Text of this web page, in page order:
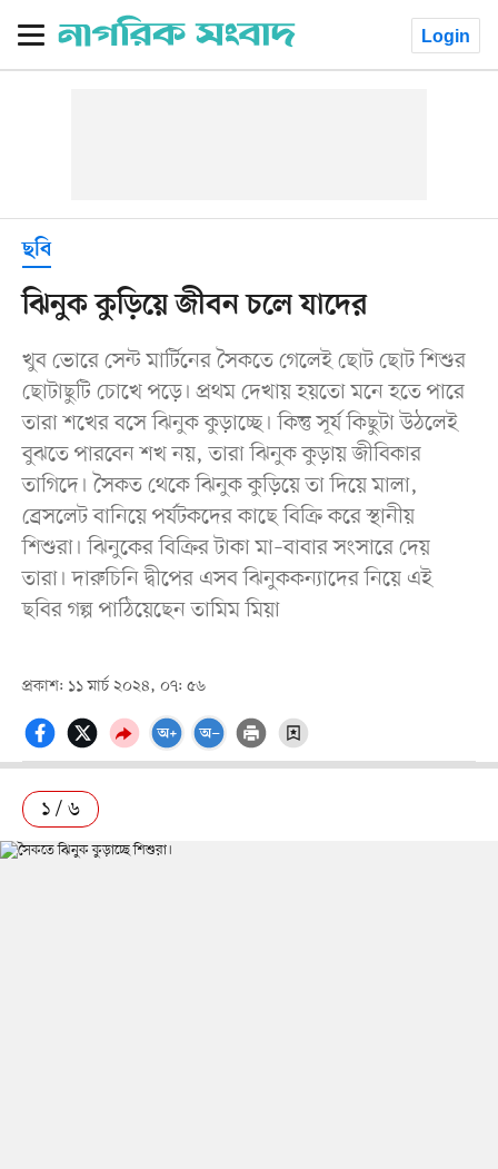
Login
ছবি
ঝিনুক কুড়িয়ে জীবন চলে যাদের
খুব ভোরে সেন্ট মার্টিনের সৈকতে গেলেই ছোট ছোট শিশুর
ছোটাছুটি চোখে পড়ে। প্রথম দেখায় হয়তো মনে হতে পারে
তারা শখের বসে ঝিনুক কুড়াচ্ছে। কিন্তু সূর্য কিছুটা উঠলেই
বুঝতে পারবেন শখ নয়, তারা ঝিনুক কুড়ায় জীবিকার
তাগিদে। সৈকত থেকে ঝিনুক কুড়িয়ে তা দিয়ে মালা,
ব্রেসলেট বানিয়ে পর্যটকদের কাছে বিক্রি করে স্থানীয়
শিশুরা। ঝিনুকের বিক্রির টাকা মা–বাবার সংসারে দেয়
তারা। দারুচিনি দ্বীপের এসব ঝিনুককন্যাদের নিয়ে এই
ছবির গল্প পাঠিয়েছেন তামিম মিয়া
প্রকাশ: ১১ মার্চ ২০২৪, ০৭: ৫৬
১ / ৬